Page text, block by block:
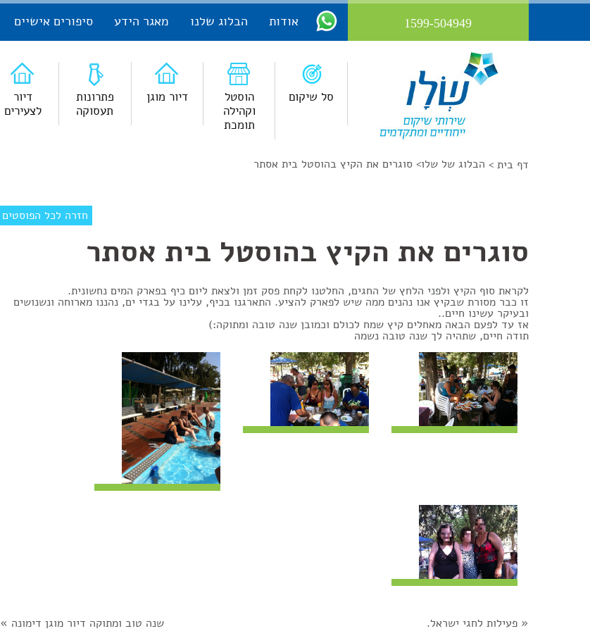
1599-504949 אודות הבלוג שלנו מאגר הידע סיפורים אישיים
סל שיקום
הוסטל
וקהילה
תומכת
דיור מוגן
פתרונות
תעסוקה
דיור
לצעירים
דף בית > הבלוג של שלו> סוגרים את הקיץ בהוסטל בית אסתר
חזרה לכל הפוסטים
סוגרים את הקיץ בהוסטל בית אסתר
לקראת סוף הקיץ ולפני הלחץ של החגים, החלטנו לקחת פסק זמן ולצאת ליום כיף בפארק המים נחשונית.
זו כבר מסורת שבקיץ אנו נהנים ממה שיש לפארק להציע. התארגנו בכיף, עלינו על בגדי ים, נהננו מארוחה ונשנושים
ובעיקר עשינו חיים..
אז עד לפעם הבאה מאחלים קיץ שמח לכולם וכמובן שנה טובה ומתוקה:)
תודה חיים, שתהיה לך שנה טובה נשמה
« פעילות לחגי ישראל. שנה טוב ומתוקה דיור מוגן דימונה »